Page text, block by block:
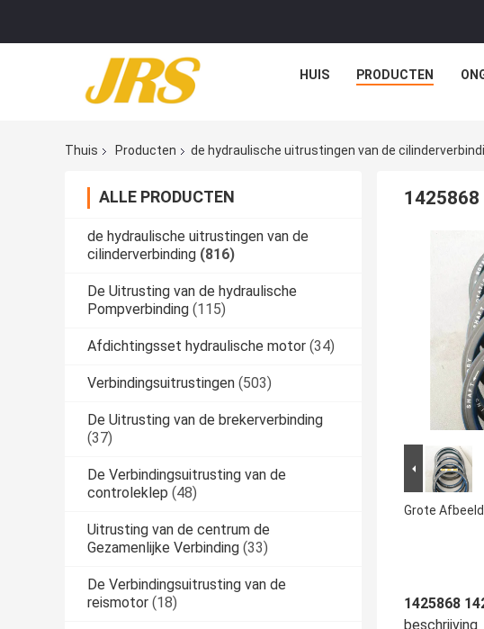
HUIS PRODUCTEN
Thuis Producten de hydraulische uitrustingen van de
ALLE PRODUCTEN
de hydraulische uitrustingen van de
cilinderverbinding (816)
De Uitrusting van de hydraulische
Pompverbinding (115)
Afdichtingsset hydraulische motor (34)
Verbindingsuitrustingen (503)
De Uitrusting van de brekerverbinding
(37)
De Verbindingsuitrusting van de
controleklep (48)
Uitrusting van de centrum de
Gezamenlijke Verbinding (33)
De Verbindingsuitrusting van de
reismotor (18)
Grote
1425868
beschrijving